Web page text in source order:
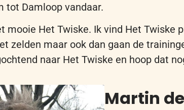
tot Damloop vandaar.
mooie Het Twiske. Ik vind Het Twiske
zelden maar ook dan gaan de
naar Het Twiske en hoop dat
Martin